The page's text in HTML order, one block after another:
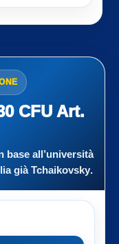
CFU Art.
base all’università
già Tchaikovsky.